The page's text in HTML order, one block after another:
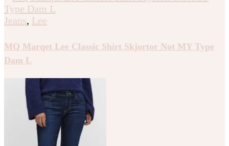
Jeans, Lee
MQ Marqet Lee Classic Shirt Skjortor Not MY Type
Dam L